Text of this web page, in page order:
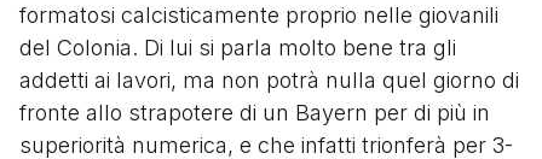
formatosi calcisticamente proprio nelle giovanili
del Colonia. Di lui si parla molto bene tra gli
addetti ai lavori, ma non potrà nulla quel giorno di
fronte allo strapotere di un Bayern per di più in
superiorità numerica, e che infatti trionferà per 3-